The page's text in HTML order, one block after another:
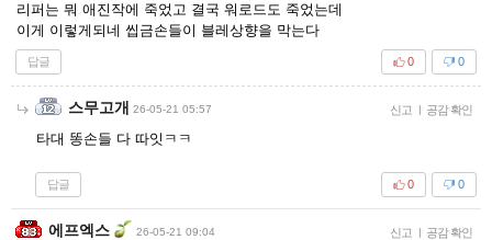
리퍼는 뭐 애진작에 죽었고 결국 워로드도 죽었는데
이게 이렇게되네 씹금손들이 블레상향을 막는다
답글 0
0
스무고개 26-05-21 05:57 신고 | 공감 확인
타대 똥손들 다 따잇ㅋㅋ
답글 0
0
에프엑스 26-05-21 09:04 신고 | 공감 확인